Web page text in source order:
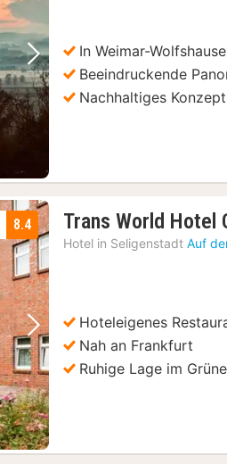
Nächstes Bild
In Weimar-
Beeindruckende
Nachhaltiges Konzept
Nächstes Bild
8.4 Trans World Hotel
Hotel in Seligenstadt Auf
Hoteleigenes
Nah an Frankfurt
Ruhige Lage im